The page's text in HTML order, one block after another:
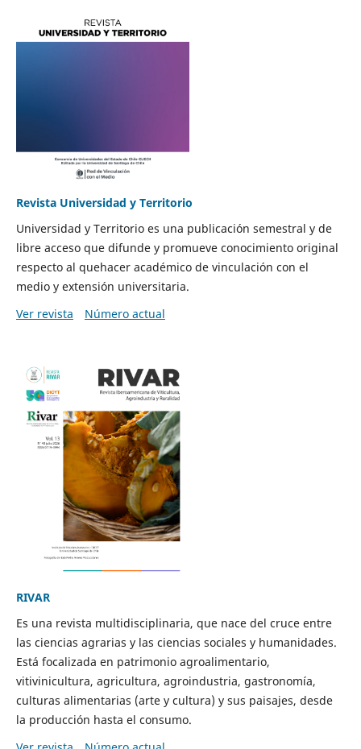
Revista Universidad y Territorio
Universidad y Territorio es una publicación semestral y de
libre acceso que difunde y promueve conocimiento original
respecto al quehacer académico de vinculación con el
medio y extensión universitaria.
Ver revista
Número actual
RIVAR
Es una revista multidisciplinaria, que nace del cruce entre
las ciencias agrarias y las ciencias sociales y humanidades.
Está focalizada en patrimonio agroalimentario,
vitivinicultura, agricultura, agroindustria, gastronomía,
culturas alimentarias (arte y cultura) y sus paisajes, desde
la producción hasta el consumo.